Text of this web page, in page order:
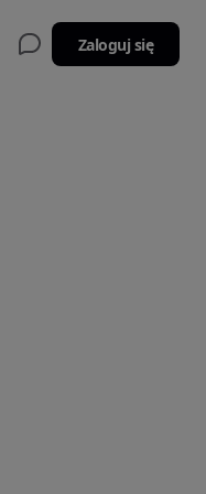
Zaloguj się